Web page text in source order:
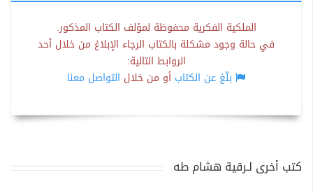
الملكية الفكرية محفوظة لمؤلف الكتاب المذكور.
في حالة وجود مشكلة بالكتاب الرجاء الإبلاغ من خلال أحد
الروابط التالية:
بلّغ عن الكتاب أو من خلال التواصل معنا
كتب أخرى لـرقية هشام طه